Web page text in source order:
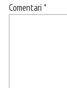
Comentari *